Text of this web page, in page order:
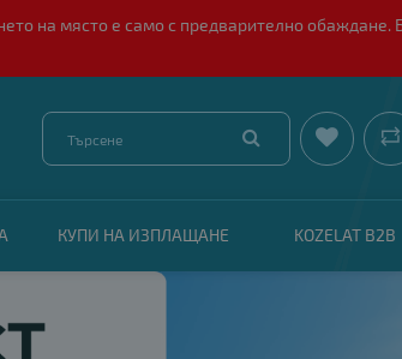
на място е само с предварително

КУПИ НА ИЗПЛАЩАНЕ KOZELAT B2B